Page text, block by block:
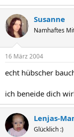
Susanne
Namhaftes
16 März 2004
echt hübscher
ich beneide dich
Lenjas-
Glücklich :)